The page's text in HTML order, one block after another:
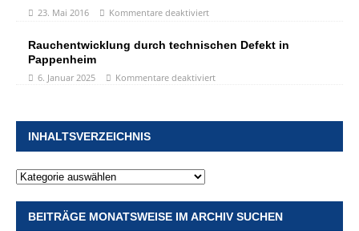
23. Mai 2016 Kommentare deaktiviert
Rauchentwicklung durch technischen Defekt in
Pappenheim
6. Januar 2025 Kommentare deaktiviert
INHALTSVERZEICHNIS
BEITRÄGE MONATSWEISE IM ARCHIV SUCHEN